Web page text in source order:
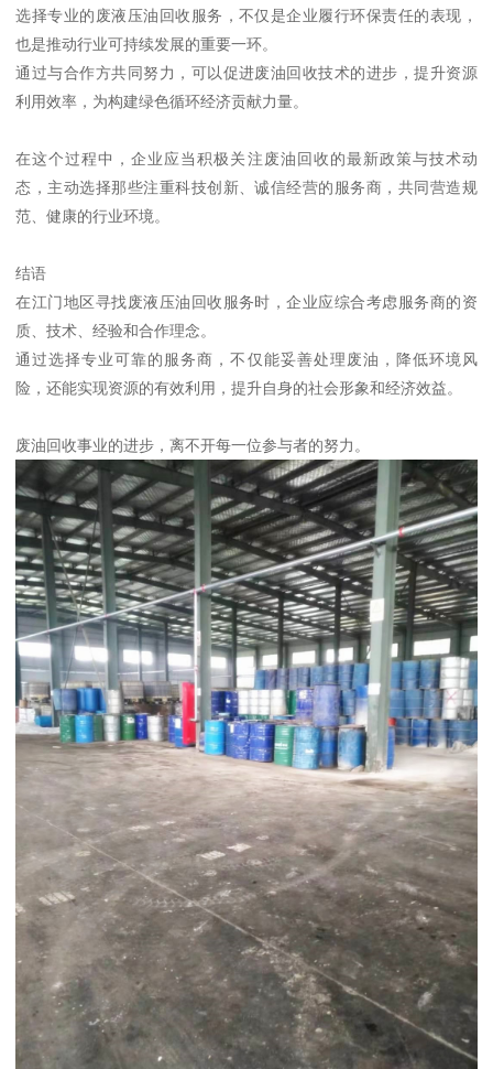
选择专业的废液压油回收服务，不仅是企业履行环保责任的表现，
也是推动行业可持续发展的重要一环。
通过与合作方共同努力，可以促进废油回收技术的进步，提升资源
利用效率，为构建绿色循环经济贡献力量。
在这个过程中，企业应当积极关注废油回收的最新政策与技术动
态，主动选择那些注重科技创新、诚信经营的服务商，共同营造规
范、健康的行业环境。
结语
在江门地区寻找废液压油回收服务时，企业应综合考虑服务商的资
质、技术、经验和合作理念。
通过选择专业可靠的服务商，不仅能妥善处理废油，降低环境风
险，还能实现资源的有效利用，提升自身的社会形象和经济效益。
废油回收事业的进步，离不开每一位参与者的努力。